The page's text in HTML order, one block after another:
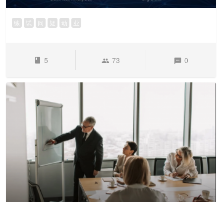
练 试 问 疑 动 业
5 73 0